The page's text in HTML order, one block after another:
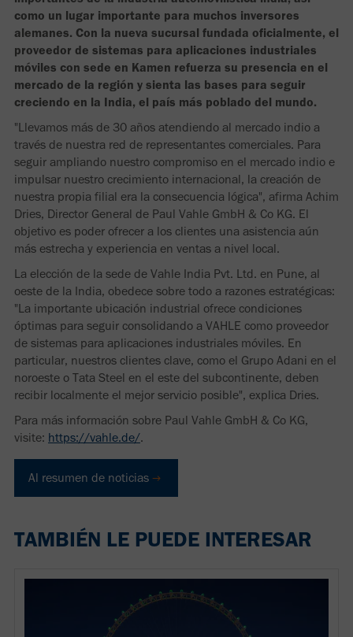
como un lugar importante para muchos inversores
alemanes. Con la nueva sucursal fundada oficialmente, el
proveedor de sistemas para aplicaciones industriales
móviles con sede en Kamen refuerza su presencia en el
mercado de la región y sienta las bases para seguir
creciendo en la India, el país más poblado del mundo.
"Llevamos más de 30 años atendiendo al mercado indio a
través de nuestra red de representantes comerciales. Para
seguir ampliando nuestro compromiso en el mercado indio e
impulsar nuestro crecimiento internacional, la creación de
nuestra propia filial era la consecuencia lógica", afirma Achim
Dries, Director General de Paul Vahle GmbH & Co KG. El
objetivo es poder ofrecer a los clientes una asistencia aún
más estrecha y experiencia en ventas a nivel local.
La elección de la sede de Vahle India Pvt. Ltd. en Pune, al
oeste de la India, obedece sobre todo a razones estratégicas:
"La importante ubicación industrial ofrece condiciones
óptimas para seguir consolidando a VAHLE como proveedor
de sistemas para aplicaciones industriales móviles. En
particular, nuestros clientes clave, como el Grupo Adani en el
noroeste o Tata Steel en el este del subcontinente, deben
recibir localmente el mejor servicio posible", explica Dries.
Para más información sobre Paul Vahle GmbH & Co KG,
visite: https://vahle.de/.
Al resumen de noticias
TAMBIÉN LE PUEDE INTERESAR